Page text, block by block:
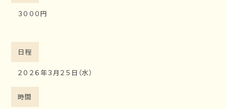
３０００円
日程
２０２６年３月２５日（水）
時間